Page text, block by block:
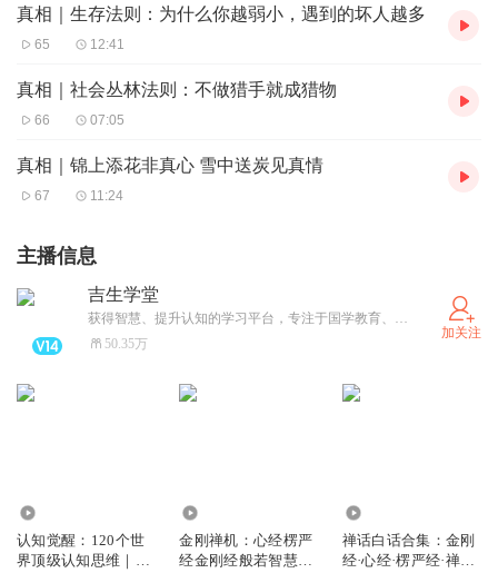
真相｜生存法则：为什么你越弱小，遇到的坏人越多
65 12:41
真相｜社会丛林法则：不做猎手就成猎物
66 07:05
真相｜锦上添花非真心 雪中送炭见真情
67 11:24
主播信息
吉生学堂
获得智慧、提升认知的学习平台，专注于国学教育、财商思维、科技前沿等相关内容领域，让我们陪你一起成长！
50.35万
加关注
认知觉醒：120个世
界顶级认知思维｜认
金刚禅机：心经楞严
经金刚经般若智慧｜
禅话白话合集：金刚
经·心经·楞严经·禅思